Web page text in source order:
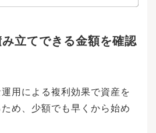
の資金に漠然とし
必要になるお金に
お金が必要になる
代で独身の場合、ま
ンについて考える
ム購入など、大き
立てできる金額を確認
用による複利効果で資産を
め、少額でも早くから始め